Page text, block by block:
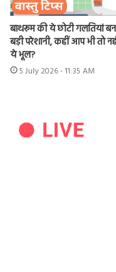
बाथरूम की ये छोटी गलतियां
बड़ी परेशानी, कहीं आप भी तो
ये भूल?
5 July 2026 - 11:35 AM